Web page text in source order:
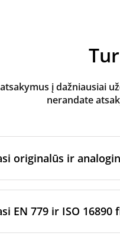
į dažniausiai
nerandate
originalūs ir
filtrų per
EN 779 ir ISO 16890